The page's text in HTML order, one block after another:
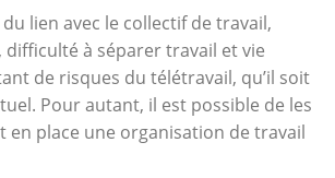
lien avec le collectif de travail,
à séparer travail et vie
de risques du télétravail, qu’il soit
Pour autant, il est possible de les
en place une organisation de travail